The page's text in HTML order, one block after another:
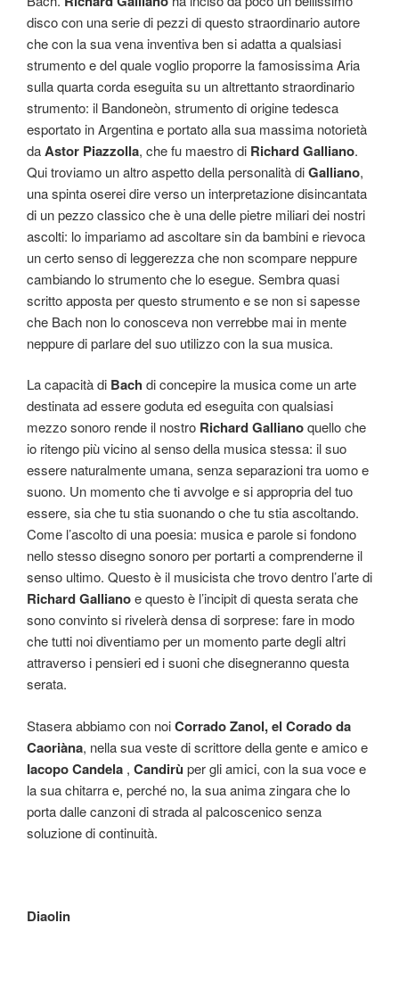
disco con una serie di pezzi di questo straordinario autore
che con la sua vena inventiva ben si adatta a qualsiasi
strumento e del quale voglio proporre la famosissima Aria
sulla quarta corda eseguita su un altrettanto straordinario
strumento: il Bandoneòn, strumento di origine tedesca
esportato in Argentina e portato alla sua massima notorietà
daAstor Piazzolla, che fu maestro di Richard Galliano.
Qui troviamo un altro aspetto della personalità diGalliano,
una spinta oserei dire verso un interpretazione disincantata
di un pezzo classico che è una delle pietre miliari dei nostri
ascolti: lo impariamo ad ascoltare sin da bambini e rievoca
un certo senso di leggerezza che non scompare neppure
cambiando lo strumento che lo esegue. Sembra quasi
scritto apposta per questo strumento e se non si sapesse
che Bach non lo conosceva non verrebbe mai in mente
neppure di parlare del suo utilizzo con la sua musica.
La capacità di Bach di concepire la musica come un arte
destinata ad essere goduta ed eseguita con qualsiasi
mezzo sonoro rende il nostro Richard Gallianoquello che
io ritengo più vicino al senso della musica stessa: il suo
essere naturalmente umana, senza separazioni tra uomo e
suono. Un momento che ti avvolge e si appropria del tuo
essere, sia che tu stia suonando o che tu stia ascoltando.
Come l’ascolto di una poesia: musica e parole si fondono
nello stesso disegno sonoro per portarti a comprenderne il
senso ultimo. Questo è il musicista che trovo dentro l’arte di
Richard Gallianoe questo è l’incipit di questa serata che
sono convinto si rivelerà densa di sorprese: fare in modo
che tutti noi diventiamo per un momento parte degli altri
attraverso i pensieri ed i suoni che disegneranno questa
serata.
Stasera abbiamo con noiCorrado Zanol, el Corado da
Caoriàna, nella sua veste di scrittore della gente e amico e
Iacopo Candela , Candirù per gli amici, con la sua voce e
la sua chitarra e, perché no, la sua anima zingara che lo
porta dalle canzoni di strada al palcoscenico senza
soluzione di continuità.
Diaolin